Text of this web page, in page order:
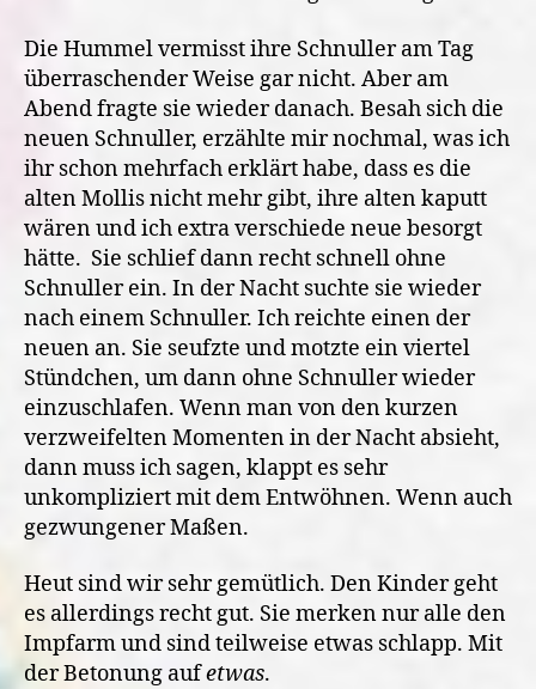
Die Hummel vermisst ihre Schnuller am Tag
überraschender Weise gar nicht. Aber am
Abend fragte sie wieder danach. Besah sich die
neuen Schnuller, erzählte mir nochmal, was ich
ihr schon mehrfach erklärt habe, dass es die
alten Mollis nicht mehr gibt, ihre alten kaputt
wären und ich extra verschiede neue besorgt
hätte. Sie schlief dann recht schnell ohne
Schnuller ein. In der Nacht suchte sie wieder
nach einem Schnuller. Ich reichte einen der
neuen an. Sie seufzte und motzte ein viertel
Stündchen, um dann ohne Schnuller wieder
einzuschlafen. Wenn man von den kurzen
verzweifelten Momenten in der Nacht absieht,
dann muss ich sagen, klappt es sehr
unkompliziert mit dem Entwöhnen. Wenn auch
gezwungener Maßen.
Heut sind wir sehr gemütlich. Den Kinder geht
es allerdings recht gut. Sie merken nur alle den
Impfarm und sind teilweise etwas schlapp. Mit
der Betonung aufetwas.